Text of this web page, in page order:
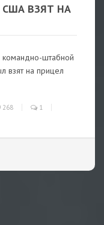
ВЗЯТ НА
штабной
взят на прицел
268 1